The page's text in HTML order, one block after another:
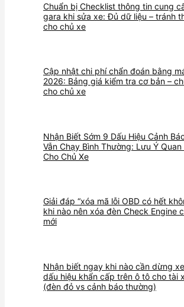
Chuẩn bị Checklist thông tin cung
gara khi sửa xe: Đủ dữ liệu – tránh
cho chủ xe
Cập nhật chi phí chẩn đoán bằng
2026: Bảng giá kiểm tra cơ bản –
cho chủ xe
Nhận Biết Sớm 9 Dấu Hiệu Cảnh
Vẫn Chạy Bình Thường: Lưu Ý Quan
Cho Chủ Xe
Giải đáp “xóa mã lỗi OBD có hết
khi nào nên xóa đèn Check Engine
mới
Nhận biết ngay khi nào cần dừng
dấu hiệu khẩn cấp trên ô tô cho tài
(đèn đỏ vs cảnh báo thường)